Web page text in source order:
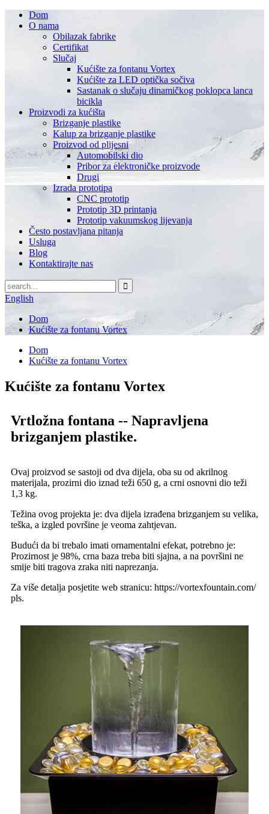
Dom
O nama
Obilazak fabrike
Certifikat
Slučaj
Kućište za fontanu Vortex
Kućište za LED optička sočiva
Sastanak o slučaju dinamičkog poklopca lanca
bicikla
Proizvodi za kućišta
Brizganje plastike
Kalup za brizganje plastike
Proizvod od plijesni
Automobilski dio
Pribor za elektroničke proizvode
Drugi
Izrada prototipa
CNC prototip
Prototip 3D printanja
Prototip vakuumskog lijevanja
Često postavljana pitanja
Usluga
Blog
Kontaktirajte nas
English
Dom
Kućište za fontanu Vortex
Dom
Kućište za fontanu Vortex
Kućište za fontanu Vortex
Vrtložna fontana -- Napravljena
brizganjem plastike.
Ovaj proizvod se sastoji od dva dijela, oba su od akrilnog
materijala, prozirni dio iznad teži 650 g, a crni osnovni dio teži
1,3 kg.
Težina ovog projekta je: dva dijela izrađena brizganjem su velika,
teška, a izgled površine je veoma zahtjevan.
Budući da bi trebalo imati ornamentalni efekat, potrebno je:
Prozirnost je 98%, crna baza treba biti sjajna, a na površini ne
smije biti tragova zraka niti naprezanja.
Za više detalja posjetite web stranicu: https://vortexfountain.com/
pls.